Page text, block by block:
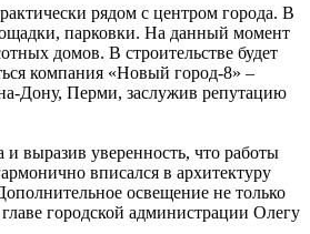
рядом с центром города. В
парковки. На данный момент
домов. В строительстве будет
компания «Новый город-8» –
Дону, Перми, заслужив репутацию
выразив уверенность, что работы
вписался в архитектуру
освещение не только
городской администрации Олегу